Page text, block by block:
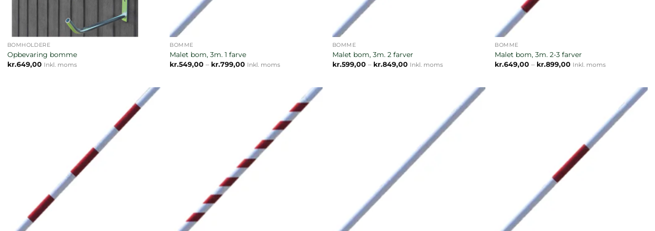
BOMHOLDERE
Opbevaring bomme
kr.649,00 Inkl. moms
BOMME
Malet bom, 3m. 1 farve
kr.549,00 – kr.799,00 Prisinterval:
Inkl. moms
BOMME
Malet bom, 3m. 2 farver
kr.599,00 – kr.849,00Prisinterval:
Inkl. moms
BOMME
Malet bom, 3m. 2-3 farver
kr.649,00 – kr.899,00 Prisinterval:
Inkl. moms